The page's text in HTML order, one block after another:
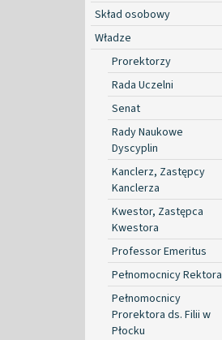
Skład osobowy
Władze
Prorektorzy
Rada Uczelni
Senat
Rady Naukowe
Dyscyplin
Kanclerz, Zastępcy
Kanclerza
Kwestor, Zastępca
Kwestora
Professor Emeritus
Pełnomocnicy Rektora
Pełnomocnicy
Prorektora ds. Filii w
Płocku